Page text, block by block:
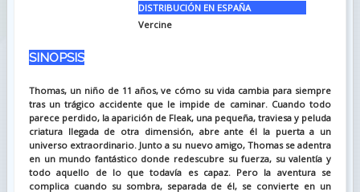
DISTRIBUCIÓN EN ESPAÑA
Vercine
SINOPSIS
Thomas, un niño de 11 años, ve cómo su vida cambia para siempre
tras un trágico accidente que le impide de caminar. Cuando todo
parece perdido, la aparición de Fleak, una pequeña, traviesa y peluda
criatura llegada de otra dimensión, abre ante él la puerta a un
universo extraordinario. Junto a su nuevo amigo, Thomas se adentra
en un mundo fantástico donde redescubre su fuerza, su valentía y
todo aquello de lo que todavía es capaz. Pero la aventura se
complica cuando su sombra, separada de él, se convierte en un